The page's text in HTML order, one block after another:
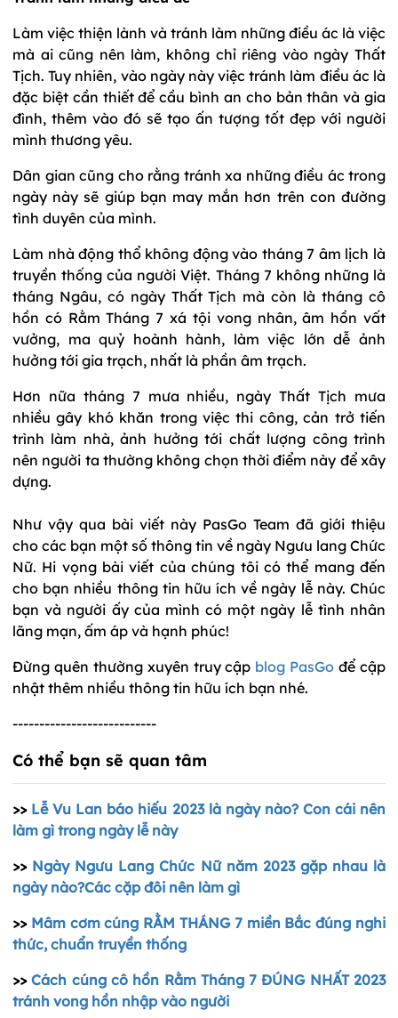
Làm việc thiện lành và tránh làm những điều ác là việc
mà ai cũng nên làm, không chỉ riêng vào ngày Thất
Tịch. Tuy nhiên, vào ngày này việc tránh làm điều ác là
đặc biệt cần thiết để cầu bình an cho bản thân và gia
đình, thêm vào đó sẽ tạo ấn tượng tốt đẹp với người
mình thương yêu.
Dân gian cũng cho rằng tránh xa những điều ác trong
ngày này sẽ giúp bạn may mắn hơn trên con đường
tình duyên của mình.
Làm nhà động thổ không động vào tháng 7 âm lịch là
truyền thống của người Việt. Tháng 7 không những là
tháng Ngâu, có ngày Thất Tịch mà còn là tháng cô
hồn có Rằm Tháng 7 xá tội vong nhân, âm hồn vất
vưởng, ma quỷ hoành hành, làm việc lớn dễ ảnh
hưởng tới gia trạch, nhất là phần âm trạch.
Hơn nữa tháng 7 mưa nhiều, ngày Thất Tịch mưa
nhiều gây khó khăn trong việc thi công, cản trở tiến
trình làm nhà, ảnh hưởng tới chất lượng công trình
nên người ta thường không chọn thời điểm này để xây
dựng.
Như vậy qua bài viết này PasGo Team đã giới thiệu
cho các bạn một số thông tin về ngày Ngưu lang Chức
Nữ. Hi vọng bài viết của chúng tôi có thể mang đến
cho bạn nhiều thông tin hữu ích về ngày lễ này. Chúc
bạn và người ấy của mình có một ngày lễ tình nhân
lãng mạn, ấm áp và hạnh phúc!
Đừng quên thường xuyên truy cập blog PasGo để cập
nhật thêm nhiều thông tin hữu ích bạn nhé.
---------------------------
Có thể bạn sẽ quan tâm
>> Lễ Vu Lan báo hiếu 2023 là ngày nào? Con cái nên
làm gì trong ngày lễ này
>> Ngày Ngưu Lang Chức Nữ năm 2023 gặp nhau là
ngày nào?Các cặp đôi nên làm gì
>> Mâm cơm cúng RẰM THÁNG 7 miền Bắc đúng nghi
thức, chuẩn truyền thống
>>Cách cúng cô hồn Rằm Tháng 7 ĐÚNG NHẤT 2023
tránh vong hồn nhập vào người